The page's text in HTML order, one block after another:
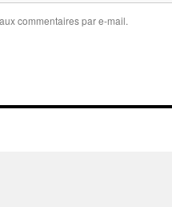
commentaires par e-mail.